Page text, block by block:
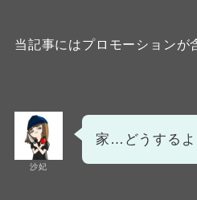
当記事にはプロモーションが
沙妃
家…どうするよ